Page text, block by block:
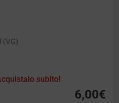
(VG)
subito!
6,00€